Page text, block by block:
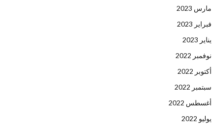
مارس 2023
فبراير 2023
يناير 2023
نوفمبر 2022
أكتوبر 2022
سبتمبر 2022
أغسطس 2022
يوليو 2022